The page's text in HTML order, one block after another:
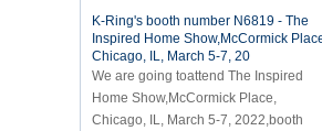
Inspired Home Show,McCormick Place,
Chicago, IL, March 5-7, 20
We are going toattend The Inspired
Home Show,McCormick Place,
Chicago, IL, March 5-7, 2022,booth
number N6819, welcome to visit